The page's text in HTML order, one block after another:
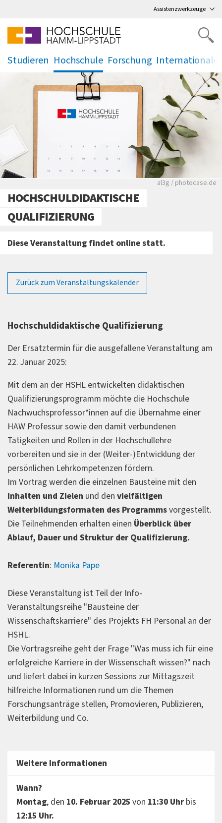
Assistenzwerkzeuge
Studieren Hochschule
.
Forschung
.
Rote leere
al3g / photocase.de
HOCHSCHULDIDAKTISCHE
QUALIFIZIERUNG
Diese Veranstaltung findet online statt.
Zurück zum Veranstaltungskalender
Hochschuldidaktische Qualifizierung
Der Ersatztermin für die ausgefallene Veranstaltung am
22. Januar 2025:
Mit dem an der HSHL entwickelten didaktischen
Qualifizierungsprogramm möchte die Hochschule
Nachwuchsprofessor*innen auf die Übernahme einer
HAW Professur sowie den damit verbundenen
Tätigkeiten und Rollen in der Hochschullehre
vorbereiten und sie in der (Weiter-)Entwicklung der
persönlichen Lehrkompetenzen fördern.
Im Vortrag werden die einzelnen Bausteine mit den
Inhalten und Zielen und den vielfältigen
Weiterbildungsformaten des Programmsvorgestellt.
Die Teilnehmenden erhalten einen Überblick über
Ablauf, Dauer und Struktur der Qualifizierung.
Referentin: Monika Pape
Diese Veranstaltung ist Teil der Info-
Veranstaltungsreihe "Bausteine der
Wissenschaftskarriere" des Projekts FH Personal an der
HSHL.
Die Vortragsreihe geht der Frage "Was muss ich für eine
erfolgreiche Karriere in der Wissenschaft wissen?" nach
und liefert dabei in kurzen Sessions zur Mittagszeit
hilfreiche Informationen rund um die Themen
Forschungsanträge stellen, Promovieren, Publizieren,
Weiterbildung und Co.
Weitere Informationen
Wann?
Montag, den 10. Februar 2025 von 11:30 Uhrbis
12:15 Uhr.